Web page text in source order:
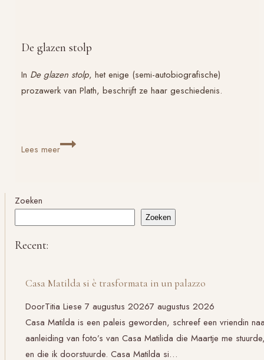
De glazen stolp
In De glazen stolp, het enige (semi-autobiografische)
prozawerk van Plath, beschrijft ze haar geschiedenis.
Lees meerJij
Zoeken
Zoeken
Recent:
Casa Matilda si è trasformata in un palazzo
DoorTitia Liese 7 augustus 20267 augustus 2026
Casa Matilda is een paleis geworden, schreef een vriendin
aanleiding van foto’s van Casa Matilida die Maartje me
en die ik doorstuurde. Casa Matilda si…